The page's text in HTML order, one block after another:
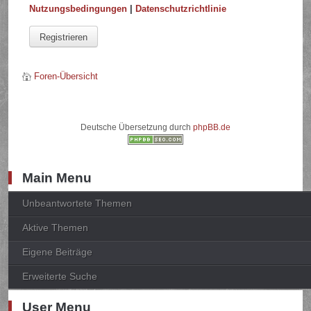
Nutzungsbedingungen |Datenschutzrichtlinie
Registrieren
Foren-Übersicht
Deutsche Übersetzung durch phpBB.de
Main Menu
Unbeantwortete Themen
Aktive Themen
Eigene Beiträge
Erweiterte Suche
User Menu